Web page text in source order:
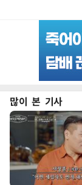
많이 본 기사